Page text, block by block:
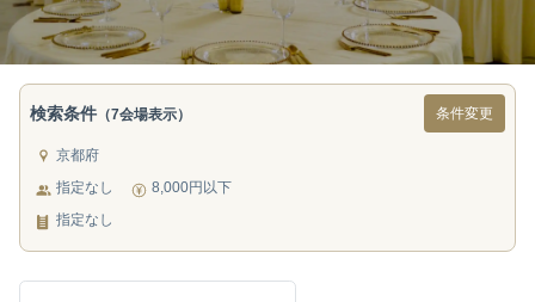
検索条件 （7会場表示） 条件変更
京都府
指定なし
8,000円以下
指定なし